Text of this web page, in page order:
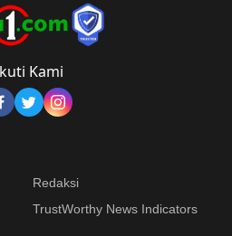
Kami
Redaksi
TrustWorthy News Indicators